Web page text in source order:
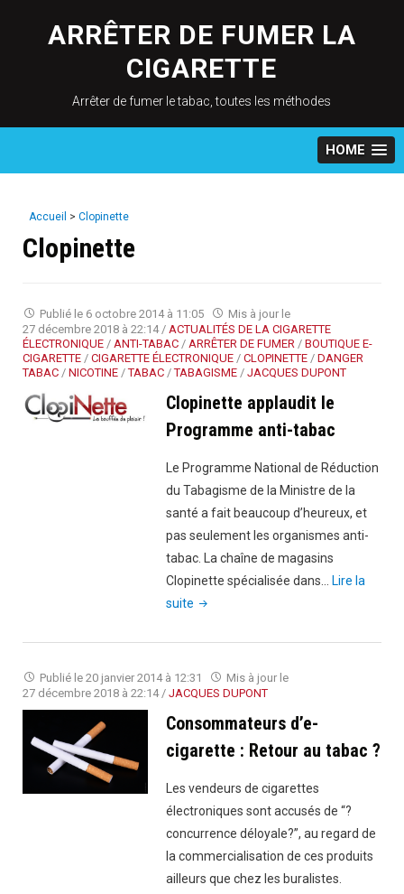
content
ARRÊTER DE FUMER LA
CIGARETTE
Arrêter de fumer le tabac, toutes les méthodes
HOME
Accueil > Clopinette
Clopinette
Publié le 6 octobre 2014 à 11:05
Mis à jour le
27 décembre 2018 à 22:14 / ACTUALITÉS DE LA CIGARETTE
ÉLECTRONIQUE / ANTI-TABAC / ARRÊTER DE FUMER / BOUTIQUE E-
CIGARETTE / CIGARETTE ÉLECTRONIQUE / CLOPINETTE / DANGER
TABAC / NICOTINE /TABAC /TABAGISME / JACQUES DUPONT
Clopinette applaudit le
Programme anti-tabac
Le Programme National de Réduction
du Tabagisme de la Ministre de la
santé a fait beaucoup d’heureux, et
pas seulement les organismes anti-
tabac. La chaîne de magasins
Clopinette spécialisée dans…
Lire la
suite "Clopinette
le
Programme
anti-
Publié le 20 janvier 2014 à 12:31
Mis à jour le
27 décembre 2018 à 22:14 / JACQUES DUPONT
Consommateurs d’e-
cigarette : Retour au tabac ?
Les vendeurs de cigarettes
électroniques sont accusés de “?
concurrence déloyale?”, au regard de
la commercialisation de ces produits
ailleurs que chez les buralistes.